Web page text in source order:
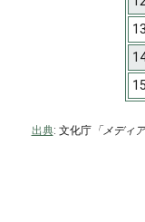
出典: 文化庁「メディ